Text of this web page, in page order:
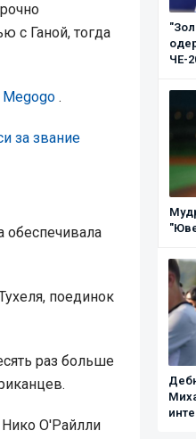
с Ганой, тогда
Megogo .
за звание
обеспечивала
поединок
раз больше
О'Райлли
ЧЕ-